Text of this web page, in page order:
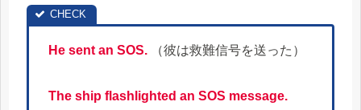
He sent an SOS. （彼は救難信号を送った）
The ship flashlighted an SOS message.